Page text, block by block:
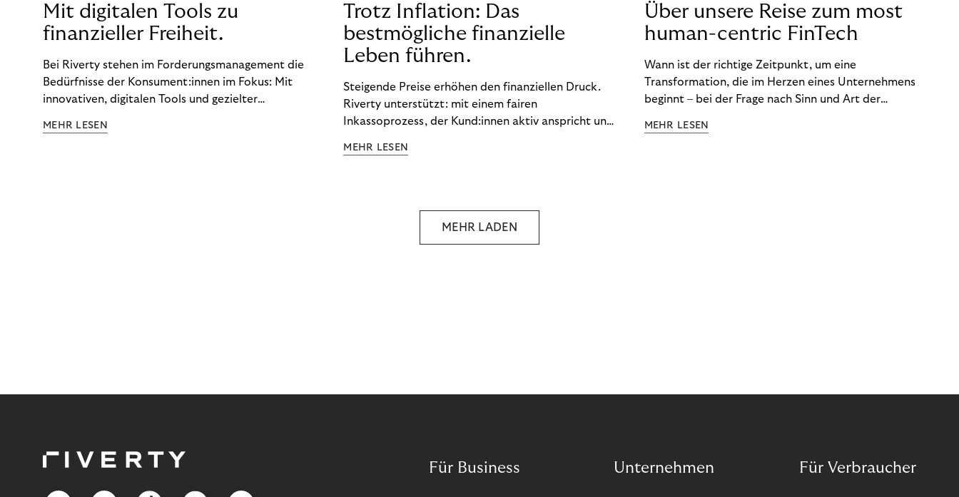
Mit digitalen Tools zu
finanzieller Freiheit.
Bei Riverty stehen im Forderungsmanagement die
Bedürfnisse der Konsument:innen im Fokus: Mit
innovativen, digitalen Tools und gezielter
ein Leben in finanzieller Freiheit zu führen. So
MEHR LESEN
Trotz Inflation: Das
bestmögliche finanzielle
Leben führen.
Steigende Preise erhöhen den finanziellen Druck.
Riverty unterstützt: mit einem fairen
Inkassoprozess, der Kund:innen aktiv anspricht und
Finanzbildung ermöglicht. So bleiben Menschen
MEHR LESEN
Über unsere Reise zum most
human-centric FinTech
Wann ist der richtige Zeitpunkt, um eine
Transformation, die im Herzen eines Unternehmens
beginnt – bei der Frage nach Sinn und Art der
kommuniziert man ein Ziel, das so ganzheitlich ist,
MEHR LESEN
MEHR LADEN
Für Business Unternehmen Für Verbraucher